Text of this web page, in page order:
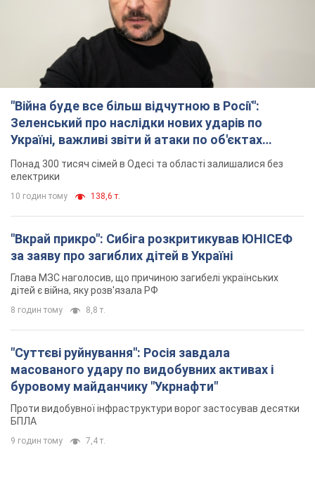
"Війна буде все більш відчутною в Росії":
Зеленський про наслідки нових ударів по
Україні, важливі звіти й атаки по об'єктах
ворога. Відео
Понад 300 тисяч сімей в Одесі та області залишалися без
електрики
10 годин тому 138,6 т.
"Вкрай прикро": Сибіга розкритикував ЮНІСЕФ
за заяву про загиблих дітей в Україні
Глава МЗС наголосив, що причиною загибелі українських
дітей є війна, яку розв'язала РФ
8 годин тому 8,8 т.
"Суттєві руйнування": Росія завдала
масованого удару по видобувних активах і
буровому майданчику "Укрнафти"
Проти видобувної інфраструктури ворог застосував десятки
БПЛА
9 годин тому 7,4 т.